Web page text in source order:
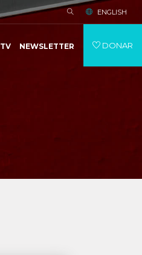
ENGLISH
TV NEWSLETTER DONAR